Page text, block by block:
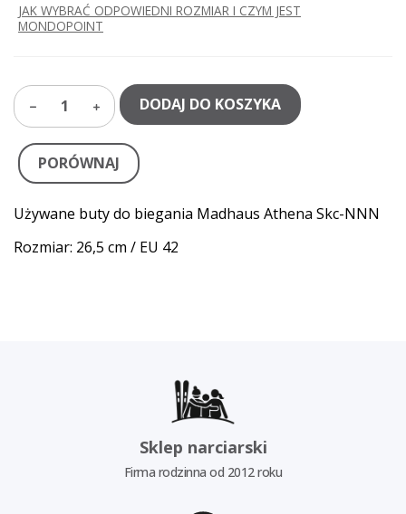
JAK WYBRAĆ ODPOWIEDNI ROZMIAR I CZYM JEST
MONDOPOINT
1 DODAJ DO KOSZYKA
PORÓWNAJ
Używane buty do biegania Madhaus Athena Skc-NNN
Rozmiar: 26,5 cm / EU 42
Sklep narciarski
Firma rodzinna od 2012 roku